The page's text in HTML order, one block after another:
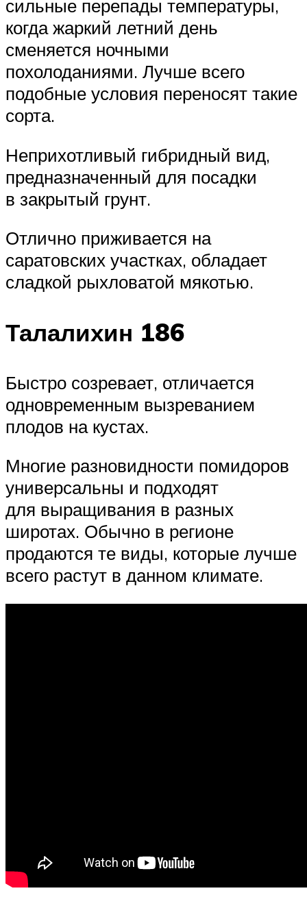
сильные перепады температуры,
когда жаркий летний день
сменяется ночными
похолоданиями. Лучше всего
подобные условия переносят такие
сорта.
Неприхотливый гибридный вид,
предназначенный для посадки
в закрытый грунт.
Отлично приживается на
саратовских участках, обладает
сладкой рыхловатой мякотью.
Талалихин 186
Быстро созревает, отличается
одновременным вызреванием
плодов на кустах.
Многие разновидности помидоров
универсальны и подходят
для выращивания в разных
широтах. Обычно в регионе
продаются те виды, которые лучше
всего растут в данном климате.